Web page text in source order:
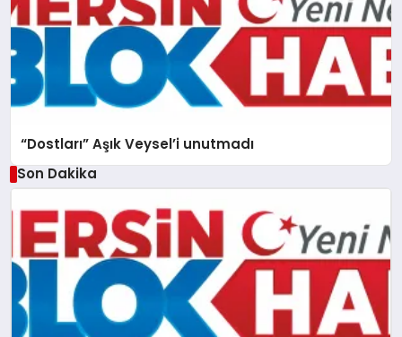
“Dostları” Aşık Veysel’i unutmadı
Son Dakika